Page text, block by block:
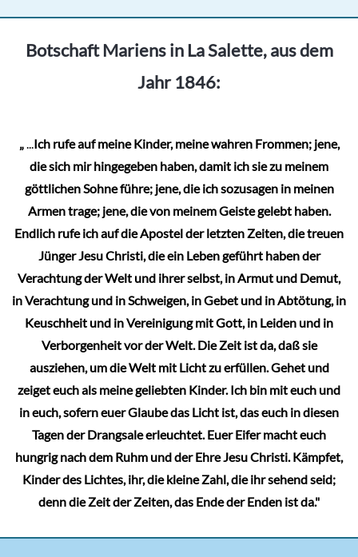
Die
Optionen
der
Produktseite
gewählt
werden
Botschaft Mariens in La Salette, aus dem
Jahr 1846:
„...Ich rufe auf meine Kinder, meine wahren Frommen; jene,
die sich mir hingegeben haben, damit ich sie zu meinem
göttlichen Sohne führe; jene, die ich sozusagen in meinen
Armen trage; jene, die von meinem Geiste gelebt haben.
Endlich rufe ich auf die Apostel der letzten Zeiten, die treuen
Jünger Jesu Christi, die ein Leben geführt haben der
Verachtung der Welt und ihrer selbst, in Armut und Demut,
in Verachtung und in Schweigen, in Gebet und in Abtötung, in
Keuschheit und in Vereinigung mit Gott, in Leiden und in
Verborgenheit vor der Welt. Die Zeit ist da, daß sie
ausziehen, um die Welt mit Licht zu erfüllen. Gehet und
zeiget euch als meine geliebten Kinder. Ich bin mit euch und
in euch, sofern euer Glaube das Licht ist, das euch in diesen
Tagen der Drangsale erleuchtet. Euer Eifer macht euch
hungrig nach dem Ruhm und der Ehre Jesu Christi. Kämpfet,
Kinder des Lichtes, ihr, die kleine Zahl, die ihr sehend seid;
denn die Zeit der Zeiten, das Ende der Enden ist da."